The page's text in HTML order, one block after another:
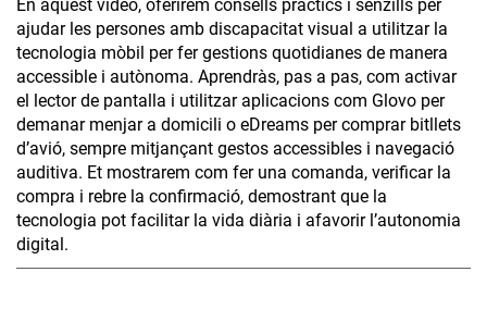
En aquest vídeo, oferirem consells pràctics i senzills per
ajudar les persones amb discapacitat visual a utilitzar la
tecnologia mòbil per fer gestions quotidianes de manera
accessible i autònoma. Aprendràs, pas a pas, com activar
el lector de pantalla i utilitzar aplicacions com Glovo per
demanar menjar a domicili o eDreams per comprar bitllets
d’avió, sempre mitjançant gestos accessibles i navegació
auditiva. Et mostrarem com fer una comanda, verificar la
compra i rebre la confirmació, demostrant que la
tecnologia pot facilitar la vida diària i afavorir l’autonomia
digital.